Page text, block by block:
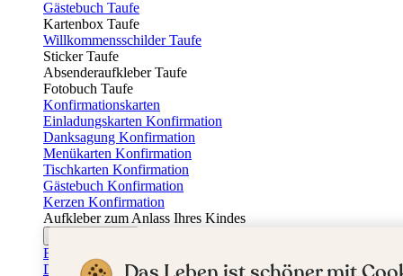
Gästebuch Taufe
Kartenbox Taufe
Willkommensschilder Taufe
Sticker Taufe
Absenderaufkleber Taufe
Fotobuch Taufe
Konfirmationskarten
Einladungskarten Konfirmation
Danksagung Konfirmation
Menükarten Konfirmation
Tischkarten Konfirmation
Gästebuch Konfirmation
Kerzen Konfirmation
Aufkleber zum Anlass Ihres Kindes
Einladungskarten Firmung
Dankeskarten Firmung